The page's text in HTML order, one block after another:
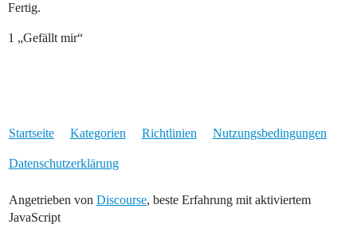
Fertig.
1 „Gefällt mir“
Startseite Kategorien Richtlinien Nutzungsbedingungen
Datenschutzerklärung
Angetrieben von Discourse, beste Erfahrung mit aktiviertem
JavaScript